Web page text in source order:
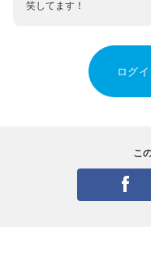
笑してます！
ログ
こ